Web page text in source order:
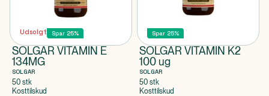
Udsolgt Spar 25%
SOLGAR VITAMIN E
134MG
SOLGAR
50 stk
Kosttilskud
Spar 25%
SOLGAR VITAMIN K2
100 ug
SOLGAR
50 stk
Kosttilskud